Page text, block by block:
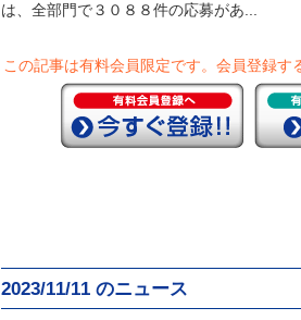
は、全部門で３０８８件の応募があ...
この記事は有料会員限定です。 会員登録す
2023/11/11 のニュース